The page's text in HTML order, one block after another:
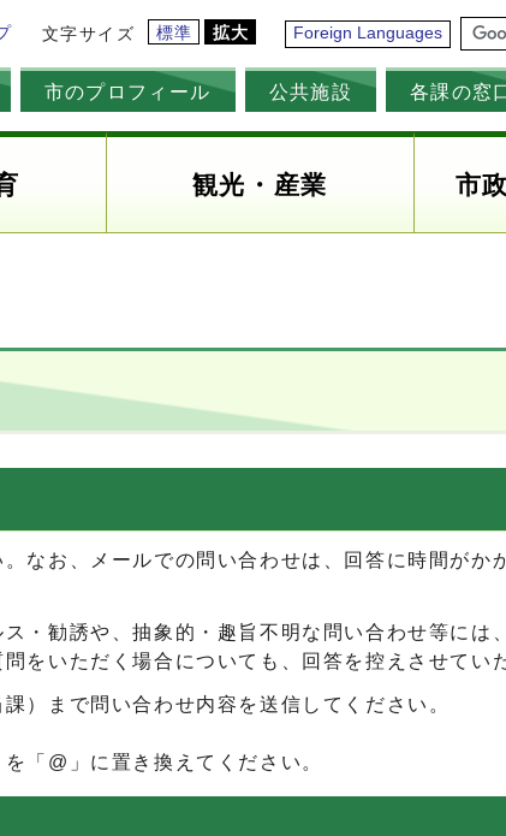
文字サイズ 標準 拡大 Foreign Languages
市のプロフィール 公共施設 各課の窓
観光・産業 市
なお、メールでの問い合わせは、回答に時間がか
・勧誘や、抽象的・趣旨不明な問い合わせ等には
をいただく場合についても、回答を控えさせてい
）まで問い合わせ内容を送信してください。
「@」に置き換えてください。